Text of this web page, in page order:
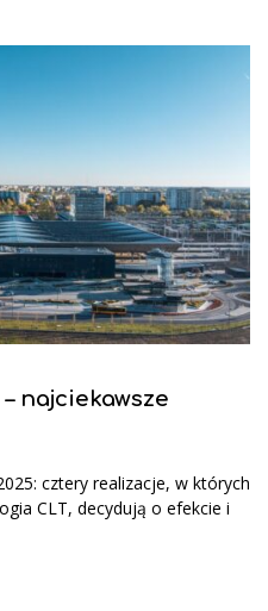
najciekawsze
cztery realizacje, w których
CLT, decydują o efekcie i